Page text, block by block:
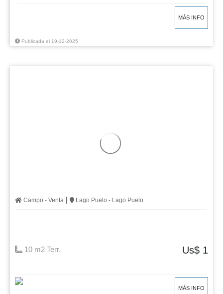
MÁS INFO
Publicada el 19-12-2025
Campo - Venta | Lago Puelo - Lago Puelo
10 m2 Terr. Us$ 1
MÁS INFO